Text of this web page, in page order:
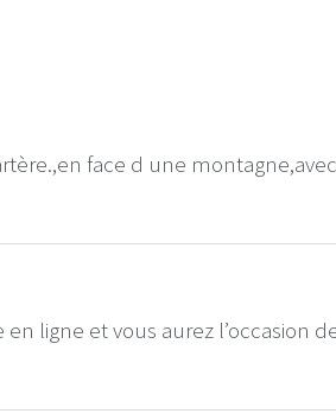
face d une
ligne et vous aurez l’occasion